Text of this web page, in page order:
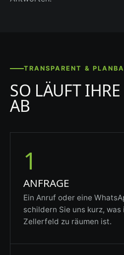
TRANSPARENT &
SO LÄUFT
AB
1
ANFRAGE
Ein Anruf oder eine
schildern Sie uns kurz,
Zellerfeld zu räumen ist.